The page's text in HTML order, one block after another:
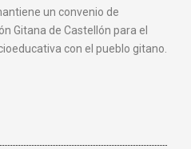
un convenio de
Gitana de Castellón para el
con el pueblo gitano.